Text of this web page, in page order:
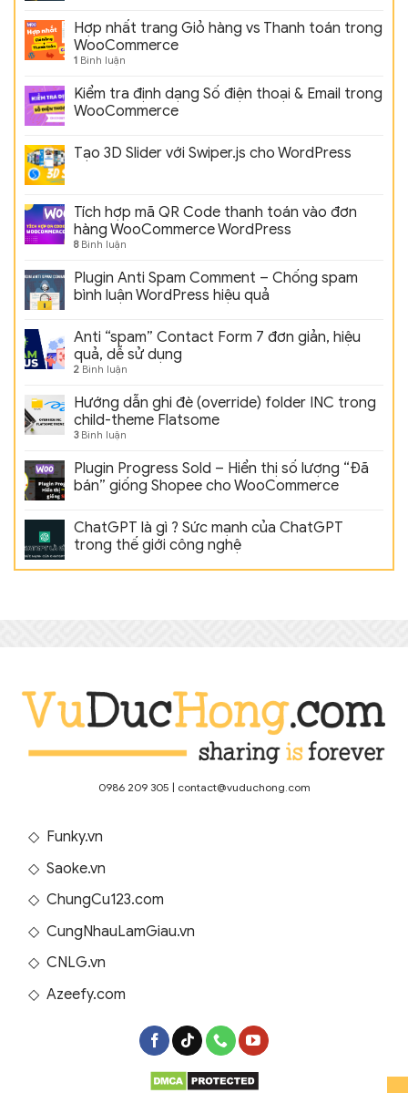
Hợp nhất trang Giỏ hàng vs Thanh toán trong
WooCommerce
1 Bình luận
Kiểm tra định dạng Số điện thoại & Email trong
WooCommerce
Tạo 3D Slider với Swiper.js cho WordPress
Tích hợp mã QR Code thanh toán vào đơn
hàng WooCommerce WordPress
8Bình luận
Plugin Anti Spam Comment – Chống spam
bình luận WordPress hiệu quả
Anti “spam” Contact Form 7 đơn giản, hiệu
quả, dễ sử dụng
2 Bình luận
Hướng dẫn ghi đè (override) folder INC trong
child-theme Flatsome
3Bình luận
Plugin Progress Sold – Hiển thị số lượng “Đã
bán” giống Shopee cho WooCommerce
ChatGPT là gì ? Sức mạnh của ChatGPT
trong thế giới công nghệ
0986 209 305 | contact@vuduchong.com
◇ Funky.vn
◇ Saoke.vn
◇ ChungCu123.com
◇ CungNhauLamGiau.vn
◇ CNLG.vn
◇ Azeefy.com